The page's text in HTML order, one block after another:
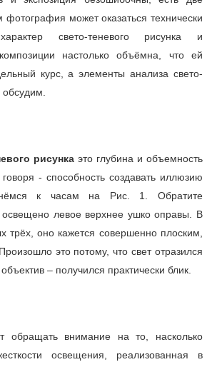
может оказаться технически
свето-теневого рисунка и
настолько объёмна, что ей
курс, а элементы анализа свето-
рисунка это глубина и объемность
- способность создавать иллюзию
к часам на Рис. 1. Обратите
освещено левое верхнее ушко оправы. В
трёх, оно кажется совершенно плоским,
это потому, что свет отразился
– получился практически блик.
обращать внимание на то, насколько
освещения, реализованная в